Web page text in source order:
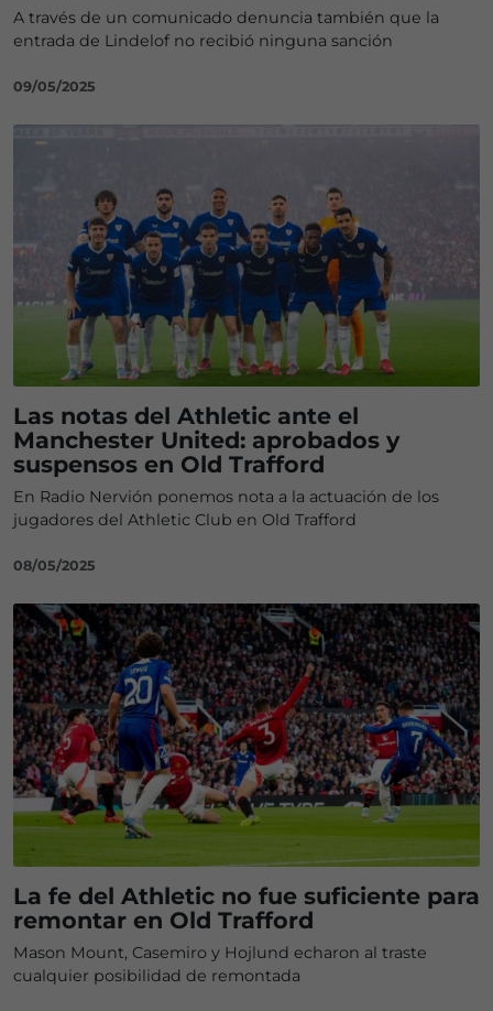
A través de un comunicado denuncia también que la
entrada de Lindelof no recibió ninguna sanción
09/05/2025
Las notas del Athletic ante el
Manchester United: aprobados y
suspensos en Old Trafford
En Radio Nervión ponemos nota a la actuación de los
jugadores del Athletic Club en Old Trafford
08/05/2025
La fe del Athletic no fue suficiente para
remontar en Old Trafford
Mason Mount, Casemiro y Hojlund echaron al traste
cualquier posibilidad de remontada